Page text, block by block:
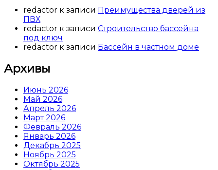
redactor к записи Преимущества дверей из
ПВХ
redactor к записи Строительство бассейна
под ключ
redactor к записи Бассейн в частном доме
Архивы
Июнь 2026
Май 2026
Апрель 2026
Март 2026
Февраль 2026
Январь 2026
Декабрь 2025
Ноябрь 2025
Октябрь 2025